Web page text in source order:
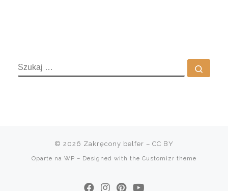
SZUKAJ
© 2026 Zakręcony belfer – CC BY
Oparte na WP – Designed with the Customizr theme